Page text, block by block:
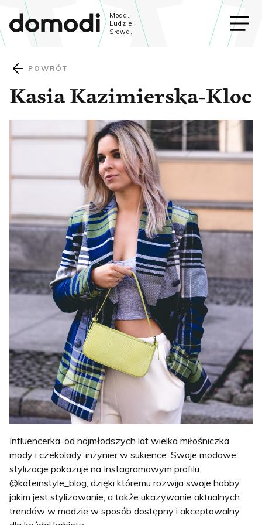
Moda.
Ludzie.
Słowa.
POWRÓT
Kasia Kazimierska-Kloc
Influencerka, od najmłodszych lat wielka miłośniczka
mody i czekolady, inżynier w sukience. Swoje modowe
stylizacje pokazuje na Instagramowym profilu
@kateinstyle_blog, dzięki któremu rozwija swoje hobby,
jakim jest stylizowanie, a także ukazywanie aktualnych
trendów w modzie w sposób dostępny i akceptowalny